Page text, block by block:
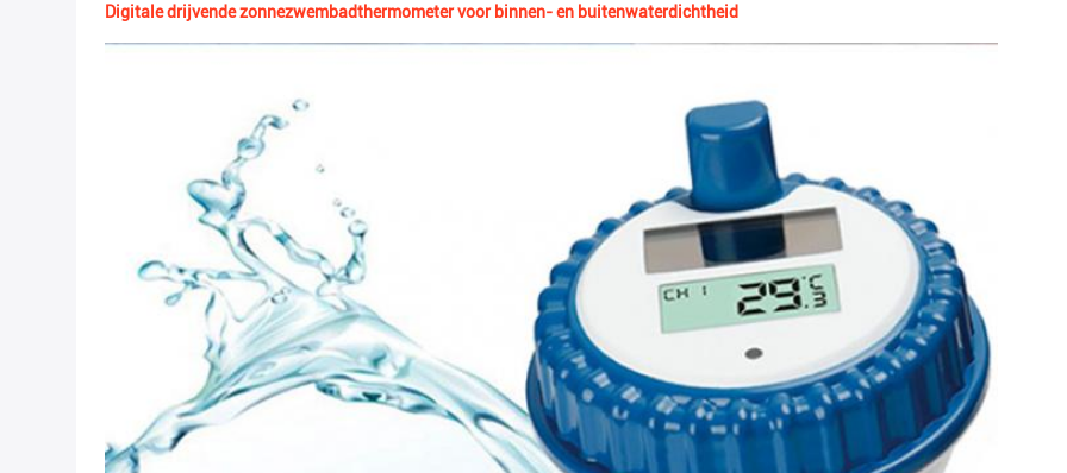
Digitale drijvende zonnezwembadthermometer voor binnen- en buitenwaterdichtheid